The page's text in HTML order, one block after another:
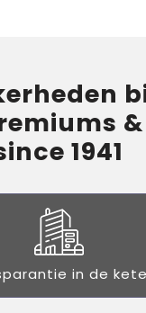
1941
in de